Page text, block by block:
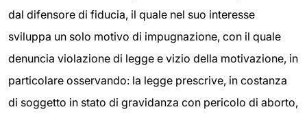
dal difensore di fiducia, il quale nel suo interesse
sviluppa un solo motivo di impugnazione, con il quale
denuncia violazione di legge e vizio della motivazione, in
particolare osservando: la legge prescrive, in costanza
di soggetto in stato di gravidanza con pericolo di aborto,